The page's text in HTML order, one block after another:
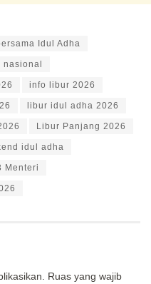
Idul Adha
info libur 2026
libur idul adha 2026
Libur Panjang 2026
idul adha
Menteri
Ruas yang wajib